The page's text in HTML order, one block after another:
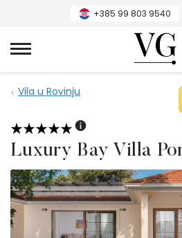
+385 99 803 9540
VillasGuide
Vila u Rovinju
Luxury Bay Villa